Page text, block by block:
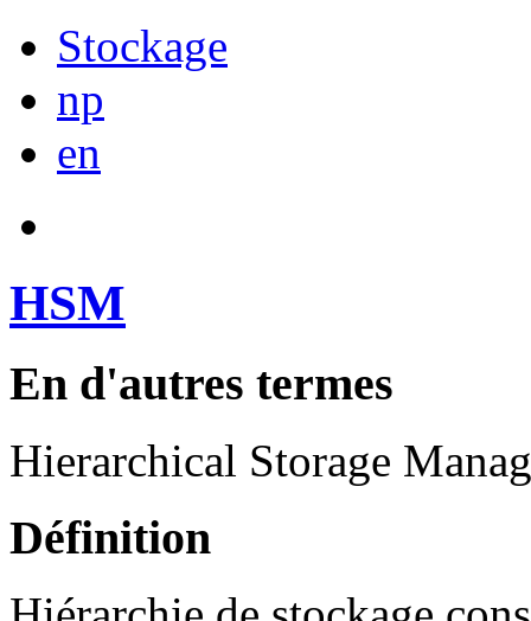
Stockage
np
en
HSM
En d'autres termes
Hierarchical Storage
Définition